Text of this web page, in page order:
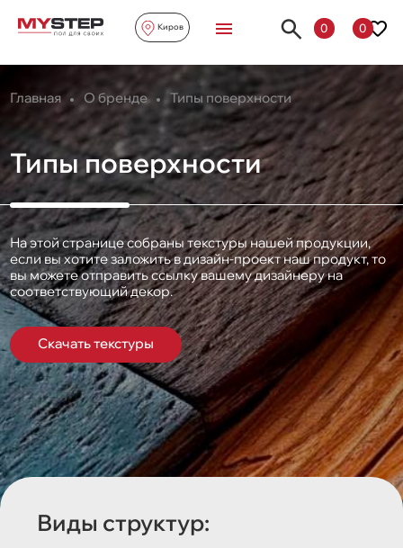
Киров 0 0
Главная О бренде Типы поверхности
Типы поверхности
На этой странице собраны текстуры нашей продукции,
если вы хотите заложить в дизайн-проект наш продукт, то
вы можете отправить ссылку вашему дизайнеру на
соответствующий декор.
Скачать текстуры
Виды структур: